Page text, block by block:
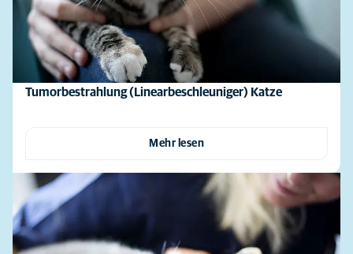
Tumorbestrahlung (Linearbeschleuniger) Katze
Mehr lesen